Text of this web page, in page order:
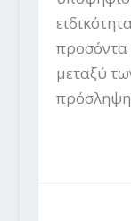
προσόντα
μεταξύ